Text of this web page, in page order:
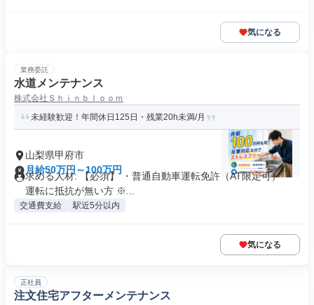
気になる
業務委託
水道メンテナンス
株式会社Ｓｈｉｎｂｌｏｏｍ
未経験歓迎！年間休日125日・残業20h未満/月
山梨県甲府市
月給50万円～100万円
求める人材: 【必須】 ・普通自動車運転免許（AT限定可） ・
運転に抵抗が無い方 ※...
交通費支給 駅近5分以内
気になる
正社員
注文住宅アフターメンテナンス